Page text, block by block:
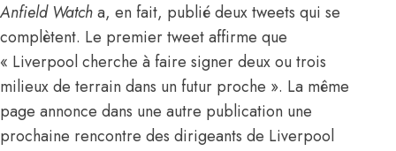
Anfield Watcha, en fait, publié deux tweets qui se
complètent. Le premier tweet affirme que
« Liverpool cherche à faire signer deux ou trois
milieux de terrain dans un futur proche ». La même
page annonce dans une autre publication une
prochaine rencontre des dirigeants de Liverpool